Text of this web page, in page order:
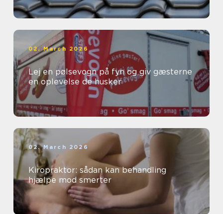
02. March 2026
Lej en pølsevogn på fyn og giv gæsterne
en oplevelse de husker
02. March 2026
Kiropraktor: sådan kan behandling
hjælpe mod smerter